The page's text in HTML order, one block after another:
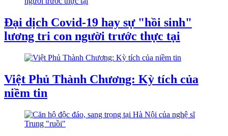
Đại dịch Covid-19 hay sự "hồi sinh"
lương tri con người trước thực tại
Việt Phủ Thành Chương: Kỳ tích của
niềm tin